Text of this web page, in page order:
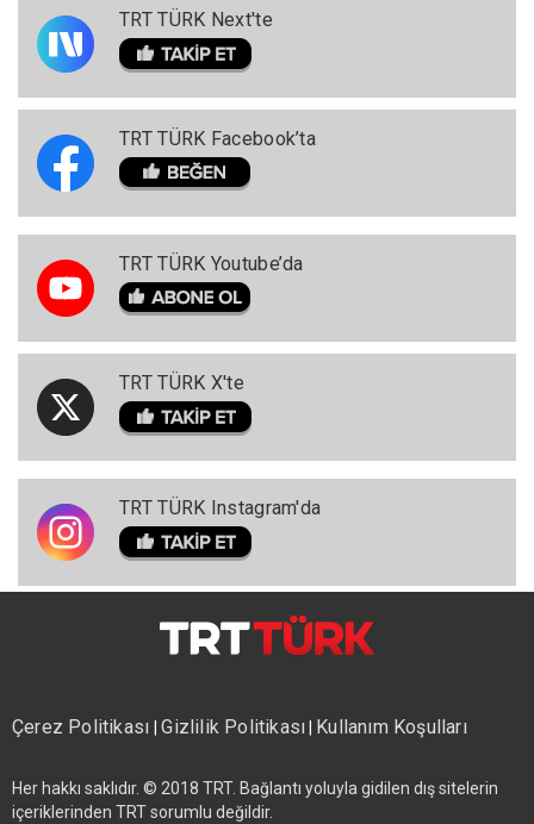
TRT TÜRK Next'te
TRT TÜRK Facebook’ta
TRT TÜRK Youtube’da
TRT TÜRK X'te
TRT TÜRK Instagram'da
Çerez Politikası|Gizlilik Politikası| Kullanım Koşulları
Her hakkı saklıdır. © 2018 TRT. Bağlantı yoluyla gidilen dış sitelerin
içeriklerinden TRT sorumlu değildir.